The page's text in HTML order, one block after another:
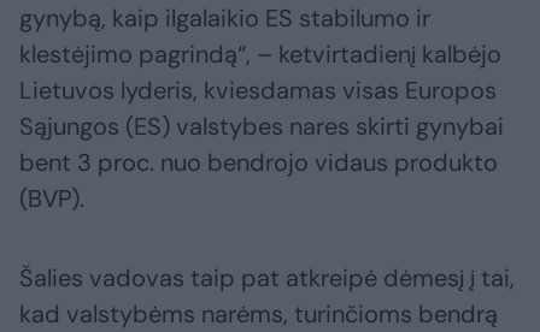
gynybą, kaip ilgalaikio ES stabilumo ir
klestėjimo pagrindą“, – ketvirtadienį kalbėjo
Lietuvos lyderis, kviesdamas visas Europos
Sąjungos (ES) valstybes nares skirti gynybai
bent 3 proc. nuo bendrojo vidaus produkto
(BVP).
Šalies vadovas taip pat atkreipė dėmesį į tai,
kad valstybėms narėms, turinčioms bendrą